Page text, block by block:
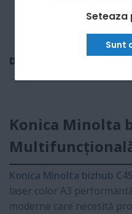
Seteaza
Sunt
Descriere
Konica Minolta
Konica Minolta bizhub
laser color A3
moderne care necesită